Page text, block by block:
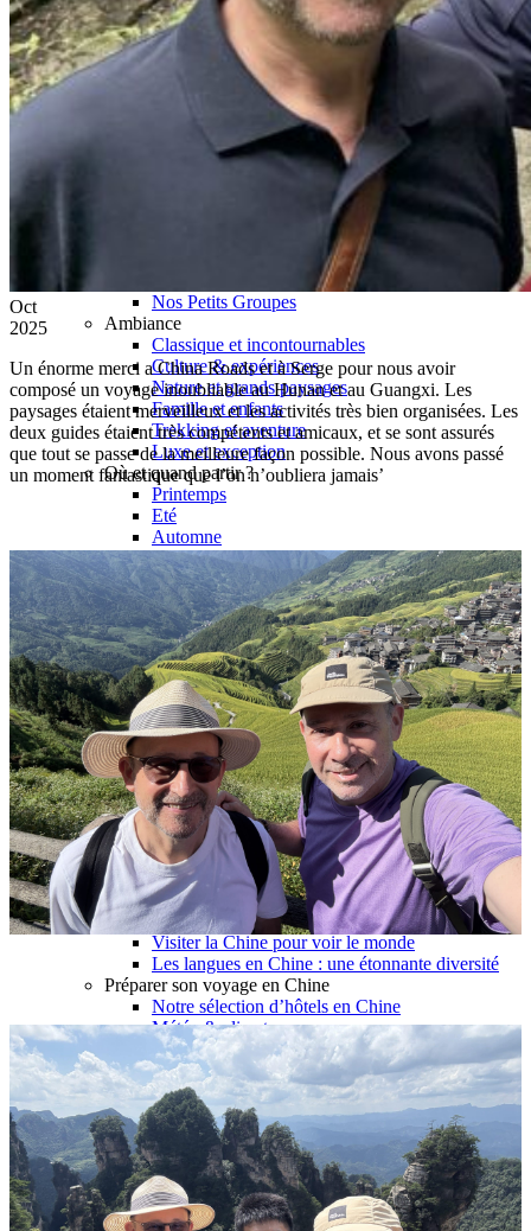
Shenzhen
Sud Ouest
Chongqing 重庆
Sichuan 四川
Nos Petits Groupes
Ambiance
Classique et incontournables
Culture & expériences
Nature et grands paysages
Famille et enfants
Trekking et aventure
Luxe et exception
Où et quand partir ?
Printemps
Eté
Automne
Hiver
Infos pratiques
Notre agence
Notre agence en Chine
Réseau Asian Roads
Garanties et engagements Asian Roads
Avis de nos voyageurs
Voyages d’affaires en Chine
Voyage scolaire et culturel en Chine
La Chine & ses secrets
Présentation de la Chine
Cuisines de Chine
Les Minorités Ethniques Chinoises
Fêtes traditionnelles & vacances en Chine
Les signes astrologiques Chinois
Les plus belles montagnes de Chine
Les plus belles balades de Chine
La Chine vue du ciel
Visiter la Chine pour voir le monde
Les langues en Chine : une étonnante diversité
Préparer son voyage en Chine
Notre sélection d’hôtels en Chine
Météo & climat
Obtention Visa Voyage Chine
Comment communiquer depuis la Chine ?
Maîtrisez les mots essentiels
Transports en Chine
Vols directs vers la Chine
Voyager en train
Voyager en Chine avec votre drone
Vaccins pour votre voyage en Chine
Mal des montagnes
Oct
2025
Un énorme merci a China Roads et à Serge pour nous avoir
composé un voyage inoubliable au Hunan et au Guangxi. Les
paysages étaient merveilleux et les activités très bien organisées. Les
deux guides étaient très compétents et amicaux, et se sont assurés
que tout se passe de la meilleure façon possible. Nous avons passé
un moment fantastique que l’on n’oubliera jamais’